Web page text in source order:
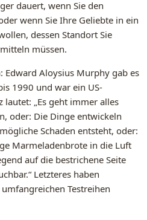
dauert, wenn Sie den
wenn Sie Ihre Geliebte in ein
dessen Standort Sie
müssen.
Edward Aloysius Murphy gab es
1990 und war ein US-
lautet: „Es geht immer alles
oder: Die Dinge entwickeln
Schaden entsteht, oder:
Marmeladenbrote in die Luft
auf die bestrichene Seite
Letzteres haben
Testreihen